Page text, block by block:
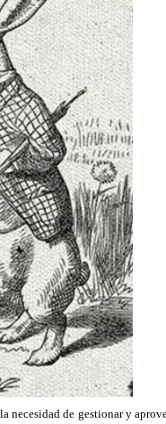
necesidad de gestionar y